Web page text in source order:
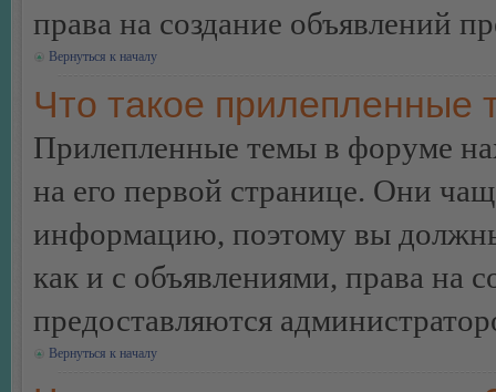
права на создание объявлений
Вернуться к началу
Что такое прилепленные
Прилепленные темы в форуме
на его первой странице. Они
информацию, поэтому вы
как и с объявлениями, права на
предоставляются
Вернуться к началу